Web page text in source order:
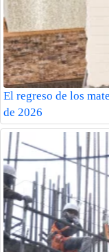
El regreso de los
de 2026